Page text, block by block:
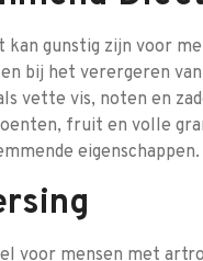
gunstig zijn voor
bij het verergeren
vette vis, noten en
fruit en volle
eigenschappen.
voor mensen met